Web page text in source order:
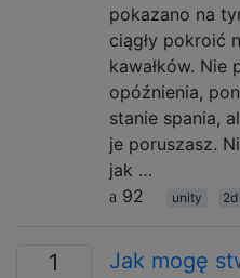
pokazano na
ciągły pokroić
kawałków. Nie
opóźnienia,
stanie spania,
je poruszasz.
jak …
92
unity 2d
1
Jak mogę